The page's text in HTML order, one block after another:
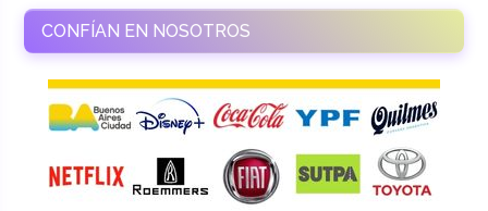
CONFÍAN EN NOSOTROS